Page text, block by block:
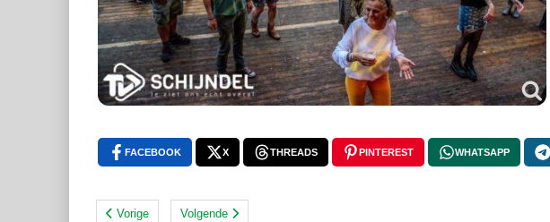
FACEBOOK X THREADS PINTEREST WHATSAPP
Vorige Volgende